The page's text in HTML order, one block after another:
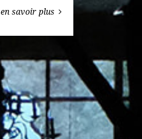
en savoir plus